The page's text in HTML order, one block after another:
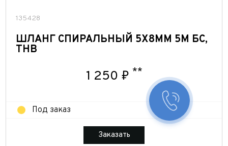
135428
ШЛАНГ СПИРАЛЬНЫЙ 5Х8ММ 5М БС,
THB
1 250 ₽ **
Под заказ
Заказать
Заказать